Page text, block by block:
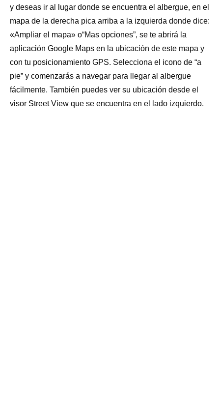
ALOJAMIENTO PRIVADO: NO
LAVADORA: NO
LAVADERO: SI
SECADORA: SI
TENDEDERO: SI
SÁBANAS: NO
INTERNET: SI
RESGUARDO BICICLETAS: SI
ESTABLO: NO
y deseas ir al lugar donde se encuentra el albergue, en el
mapa de la derecha pica arriba a la izquierda donde dice:
«Ampliar el mapa» o“Mas opciones”, se te abrirá la
aplicación Google Maps en la ubicación de este mapa y
con tu posicionamiento GPS. Selecciona el icono de “a
pie” y comenzarás a navegar para llegar al albergue
fácilmente. También puedes ver su ubicación desde el
visor Street View que se encuentra en el lado izquierdo.